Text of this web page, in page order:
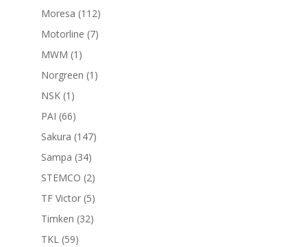
productos
Moresa 112112
productos
Motorline 77
MWM 1 1
producto
Norgreen 1 1
NSK 1 1
producto
PAI 6666
productos
Sakura 147147
Sampa 3434
productos
STEMCO 22
productos
TF Victor 55
productos
Timken 3232
TKL 5959